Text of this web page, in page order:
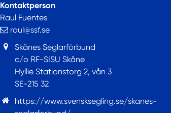
Kontaktperson
Raul Fuentes
raul@ssf.se
Skånes Seglarförbund
c/o RF-SISU Skåne
Hyllie Stationstorg 2, vån 3
SE-215 32
https://www.svensksegling.se/skanes-